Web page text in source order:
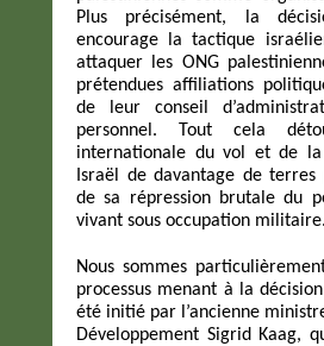
Plus précisément, la
encourage la tactique
attaquer les ONG
prétendues affiliations
de leur conseil
personnel. Tout cela
internationale du vol et de la
Israël de davantage de terres
de sa répression brutale du
vivant sous occupation militaire.
Nous sommes
processus menant à la
été initié par l’ancienne
Développement Sigrid Kaag,